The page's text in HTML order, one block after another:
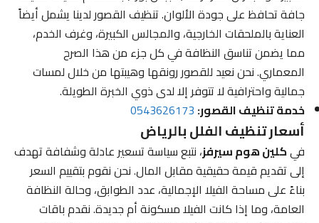
جافة تحافظ على جودة الألوان. تنظيف القصور لدينا يشمل أيضاً
العناية بالملحقات الخارجية، والمجالس الكبيرة، وغرف الخدم،
مما يضمن تناسق النظافة في كل جزء من هذا الصرح
المعماري. نحن نعيد للقصور رونقها وهيبتها من خلال لمسات
جمالية واحترافية لا تتوفر إلا لدى ذوي الخبرة الطويلة.
خدمة تنظيف القصور:0543626173
أسعار تنظيف الفلل بالرياض
فيكلين هوم سيرفز، نتبع سياسة تسعير عادلة وشفافة تهدف
إلى تقديم قيمة حقيقية مقابل المال. نحن نقوم بتقييم السعر
بناءً على مساحة الفيلا الإجمالية، عدد الطوابق، وحالة النظافة
العامة، وما إذا كانت الفيلا مسكونة أم جديدة. نقدم باقات